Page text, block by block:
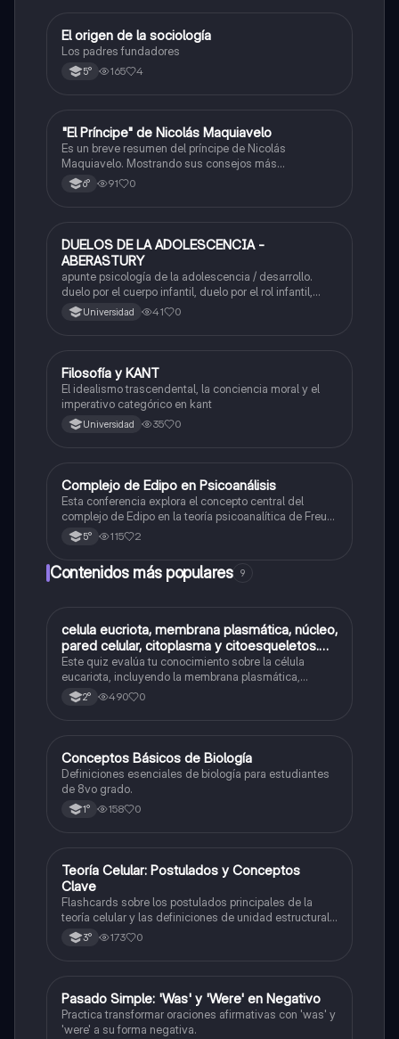
Filosofía
El origen de la sociología
Los padres fundadores
5° 165 4
Filosofía
"El Príncipe" de Nicolás Maquiavelo
Es un breve resumen del príncipe de Nicolás
Maquiavelo. Mostrando sus consejos más
pragmáticos
6° 91 0
Filosofía
DUELOS DE LA ADOLESCENCIA -
ABERASTURY
apunte psicología de la adolescencia / desarrollo.
duelo por el cuerpo infantil, duelo por el rol infantil,
duelo por los padres de la infancia, impacto en el
psiquismo. teoría de arminda aberastury
Universidad 41 0
Filosofía
Filosofía y KANT
El idealismo trascendental, la conciencia moral y el
imperativo categórico en kant
Universidad 35 0
Filosofía
Complejo de Edipo en Psicoanálisis
Esta conferencia explora el concepto central del
complejo de Edipo en la teoría psicoanalítica de Freud,
incluyendo deseos amorosos y hostiles hacia los
padres.
5° 115 2
Contenidos más populares 9
CBiología
celula eucriota, membrana plasmática, núcleo,
pared celular, citoplasma y citoesqueletos.
nombre se las partes de la celula eucariota
Este quiz evalúa tu conocimiento sobre la célula
eucariota, incluyendo la membrana plasmática,
núcleo, pared celular, citoplasma y citoesqueleto.
2° 490 0
CBiología
Conceptos Básicos de Biología
Definiciones esenciales de biología para estudiantes
de 8vo grado.
1° 158 0
TBiología
Teoría Celular: Postulados y Conceptos
Clave
Flashcards sobre los postulados principales de la
teoría celular y las definiciones de unidad estructural
y funcional.
3° 173 0
PInglés
Pasado Simple: 'Was' y 'Were' en Negativo
Practica transformar oraciones afirmativas con 'was' y
'were' a su forma negativa.